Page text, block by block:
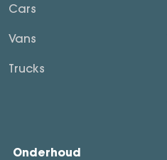
Cars
Vans
Trucks
Onderhoud